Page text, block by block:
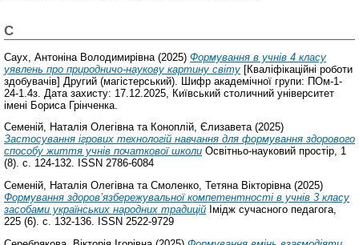
С
Саух, Антоніна Володимирівна (2025) Формування в учнів 4 класу
уявлень про природничо-наукову картину світу [Кваліфікаційні роботи
здобувачів] Другий (магістерський). Шифр академічної групи: ПОм-1-
24-1.4з. Дата захисту: 17.12.2025, Київський столичний університет
імені Бориса Грінченка.
Семеній, Наталія Олегівната Коноплій, Єлизавета(2025)
Застосування ігрових технологій навчання для формування здорового
способу життя учнів початкової школи Освітньо-науковий простір, 1
(8). с. 124-132. ISSN 2786-6084
Семеній, Наталія Олегівната Смоленко, Тетяна Вікторівна(2025)
Формування здоровʼязбережувальної компетентності в учнів 3 класу
засобами українських народних традицій Імідж сучасного педагога,
225 (6). с. 132-136. ISSN 2522-9729